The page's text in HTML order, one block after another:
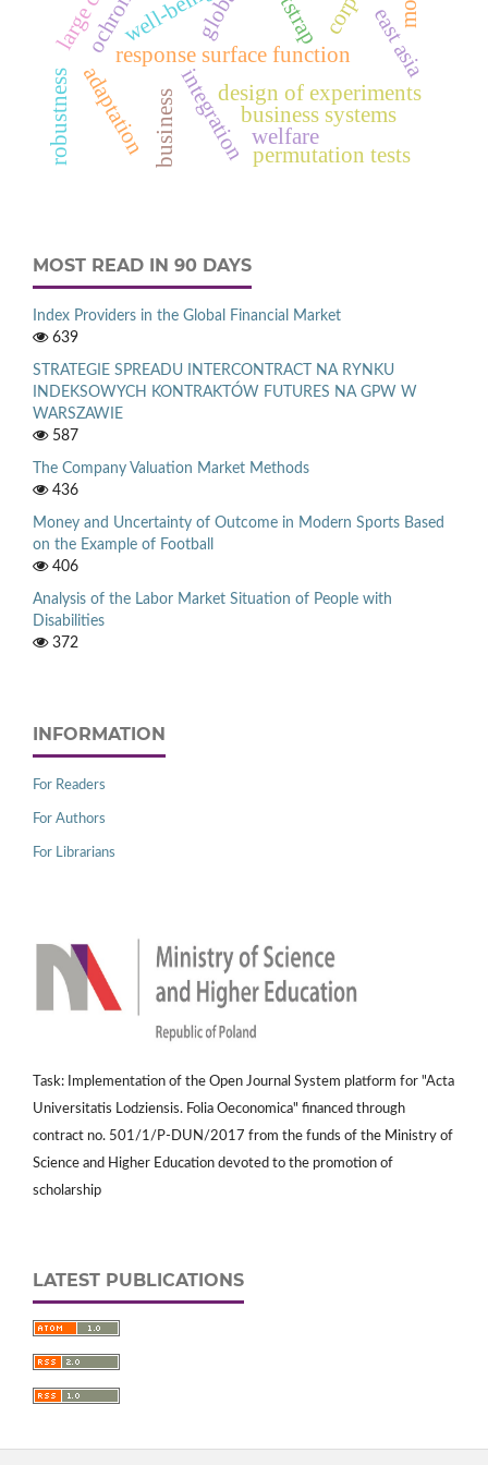
design of experiments
response surface function
integration
business business systems
east asia
welfare
adaptation permutation tests
robustness
MOST READ IN 90 DAYS
Index Providers in the Global Financial Market
639
STRATEGIE SPREADU INTERCONTRACT NA RYNKU
INDEKSOWYCH KONTRAKTÓW FUTURES NA GPW W
WARSZAWIE
587
The Company Valuation Market Methods
436
Money and Uncertainty of Outcome in Modern Sports Based
on the Example of Football
406
Analysis of the Labor Market Situation of People with
Disabilities
372
INFORMATION
For Readers
For Authors
For Librarians
Task: Implementation of the Open Journal System platform for "Acta
Universitatis Lodziensis. Folia Oeconomica" financed through
contract no. 501/1/P-DUN/2017 from the funds of the Ministry of
Science and Higher Education devoted to the promotion of
scholarship
LATEST PUBLICATIONS